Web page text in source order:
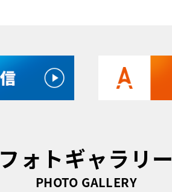
フォトギャラリー
PHOTO GALLERY